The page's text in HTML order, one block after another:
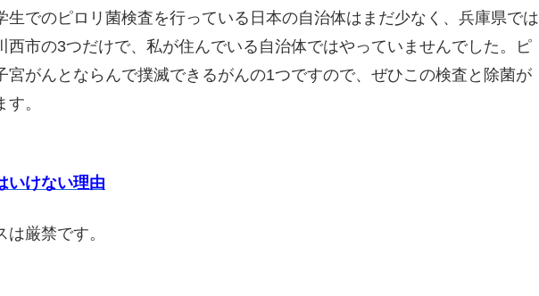
生でのピロリ菌検査を行っている日本の自治体はまだ少なく、兵庫県では
西市の3つだけで、私が住んでいる自治体ではやっていませんでした。ピ
宮がんとならんで撲滅できるがんの1つですので、ぜひこの検査と除菌が
。
いけない理由
厳禁です。